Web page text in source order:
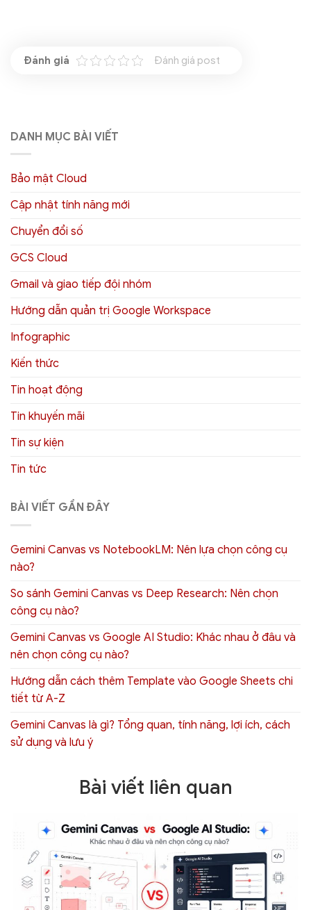
Đánh giá post
DANH MỤC BÀI VIẾT
Bảo mật Cloud
Cập nhật tính năng mới
Chuyển đổi số
GCS Cloud
Gmail và giao tiếp đội nhóm
Hướng dẫn quản trị Google Workspace
Infographic
Kiến thức
Tin hoạt động
Tin khuyến mãi
Tin sự kiện
Tin tức
BÀI VIẾT GẦN ĐÂY
Gemini Canvas vs NotebookLM: Nên lựa chọn công cụ
nào?
So sánh Gemini Canvas vs Deep Research: Nên chọn
công cụ nào?
Gemini Canvas vs Google AI Studio: Khác nhau ở đâu và
nên chọn công cụ nào?
Hướng dẫn cách thêm Template vào Google Sheets chi
tiết từ A-Z
Gemini Canvas là gì? Tổng quan, tính năng, lợi ích, cách
sử dụng và lưu ý
Bài viết liên quan